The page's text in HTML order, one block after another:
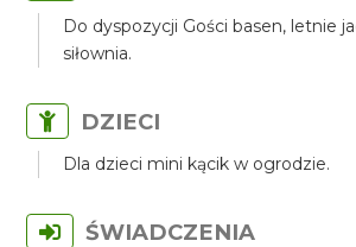
Do dyspozycji Gości basen, letnie
siłownia.
DZIECI
Dla dzieci mini kącik w ogrodzie.
ŚWIADCZENIA